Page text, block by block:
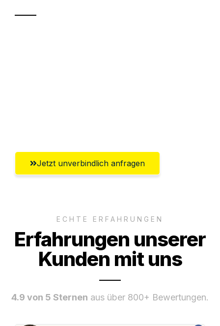
Jetzt unverbindlich anfragen
ECHTE ERFAHRUNGEN
Erfahrungen unserer
Kunden mit uns
4.9 von 5 Sternen aus über 800+ Bewertungen.